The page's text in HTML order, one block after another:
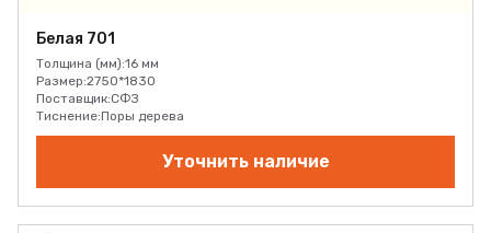
Белая 701
Толщина (мм):16 мм
Размер:2750*1830
Поставщик:СФЗ
Тиснение:Поры дерева
Уточнить наличие